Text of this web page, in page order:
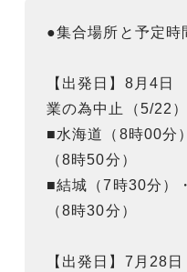
●集合場所と予定時
【出発日】8月4
業の為中止（5/22）
■水海道（8時00分
（8時50分）
■結城（7時30分）
（8時30分）
【出発日】7月28日